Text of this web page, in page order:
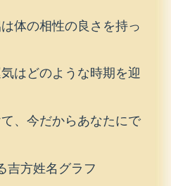
体の相性の良さを持っ
はどのような時期を迎
、今だからあなたにで
吉方姓名グラフ